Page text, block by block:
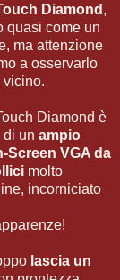
Diamond ,
quasi come un
ma attenzione
a osservarlo
vicino.
Diamond è
di un ampio
Screen VGA da
molto
incorniciato
lascia un